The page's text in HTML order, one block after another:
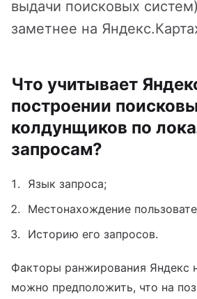
выдачи поисковых
заметнее на
Что учитывает
построении
колдунщиков по
запросам?
Язык запроса;
Местонахождение
Историю его запросов.
Факторы ранжирования Яндекс
можно предположить, что на